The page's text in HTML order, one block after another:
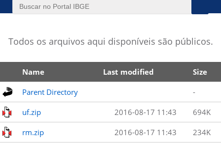
Todos os arquivos aqui disponíveis são públicos.
Name Last modified Size
Parent Directory -
uf.zip 2016-08-17 11:43 694K
rm.zip 2016-08-17 11:43 234K